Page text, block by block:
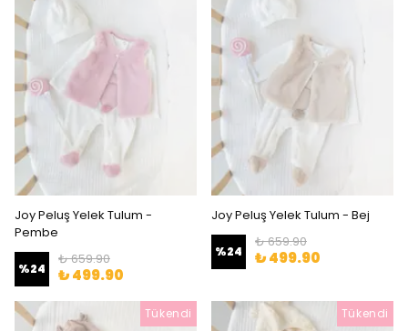
Joy Peluş Yelek Tulum -
Pembe
%24
₺ 659.90
₺ 499.90
Joy Peluş Yelek Tulum - Bej
%24
₺ 659.90
₺ 499.90
Tükendi Tükendi